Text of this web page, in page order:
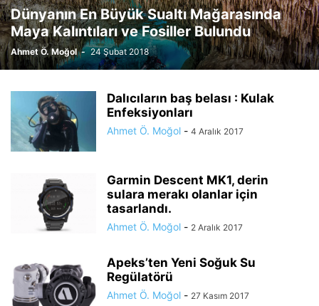
Dünyanın En Büyük Sualtı Mağarasında
Maya Kalıntıları ve Fosiller Bulundu
Ahmet Ö. Moğol - 24 Şubat 2018
Dalıcıların baş belası : Kulak
Enfeksiyonları
Ahmet Ö. Moğol - 4 Aralık 2017
Garmin Descent MK1, derin
sulara merakı olanlar için
tasarlandı.
Ahmet Ö. Moğol - 2 Aralık 2017
Apeks’ten Yeni Soğuk Su
Regülatörü
Ahmet Ö. Moğol - 27 Kasım 2017